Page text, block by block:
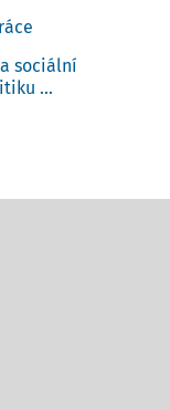
sociální
...